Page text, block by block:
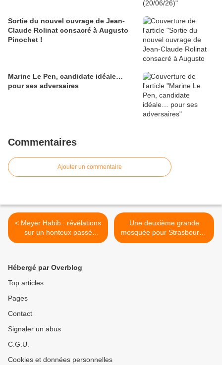
Sortie du nouvel ouvrage de Jean-
Claude Rolinat consacré à Augusto
Pinochet !
Marine Le Pen, candidate idéale…
pour ses adversaires
Commentaires
Ajouter un commentaire
< Meyer Habib : révélations
sur un honteux passé
d’agresseur
Une deuxième grande
mosquée pour Strasbourg !
>
Hébergé par Overblog
Top articles
Pages
Contact
Signaler un abus
C.G.U.
Cookies et données personnelles